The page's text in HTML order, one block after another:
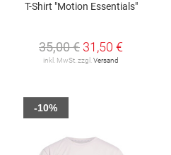
T-Shirt "Motion Essentials"
35,00 € 31,50 €
inkl. MwSt. zzgl. Versand
-10%